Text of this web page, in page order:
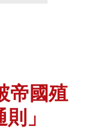
帝國殖
」